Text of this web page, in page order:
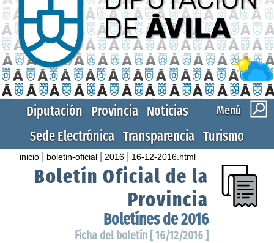
Menú
Diputación Provincia Noticias
Sede Electrónica Transparencia Turismo
inicio boletin-oficial 2016 16-12-2016.html
Boletín Oficial de la
Provincia
Boletínes de 2016
Ficha del boletín [ 16/12/2016 ]